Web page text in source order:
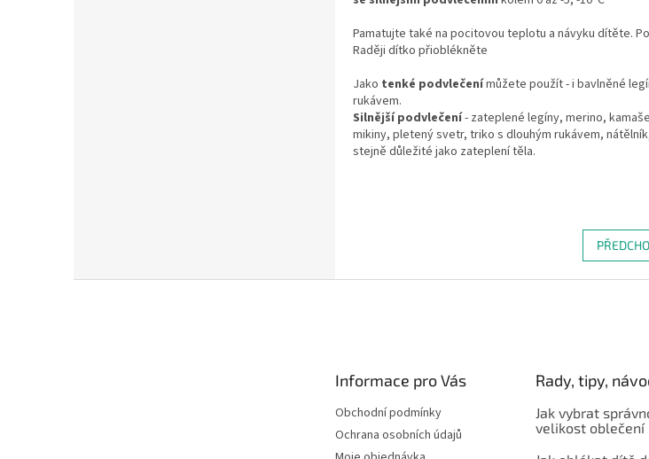
Pamatujte také na pocitovou teplotu a návyku dítěte.
Raději dítko přioblékněte
Jako tenké podvlečenímůžete použít - i bavlněné
rukávem.
Silnější podvlečení- zateplené legíny, merino,
mikiny, pletený svetr, triko s dlouhým rukávem,
stejně důležité jako zateplení těla.
Informace pro Vás
Obchodní podmínky
Ochrana osobních údajů
Rady, tipy,
Jak vybrat
velikost oblečení